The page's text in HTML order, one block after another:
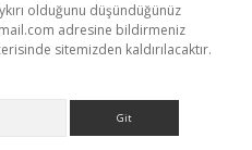
olduğunu düşündüğünüz
adresine bildirmeniz
sitemizden kaldırılacaktır.